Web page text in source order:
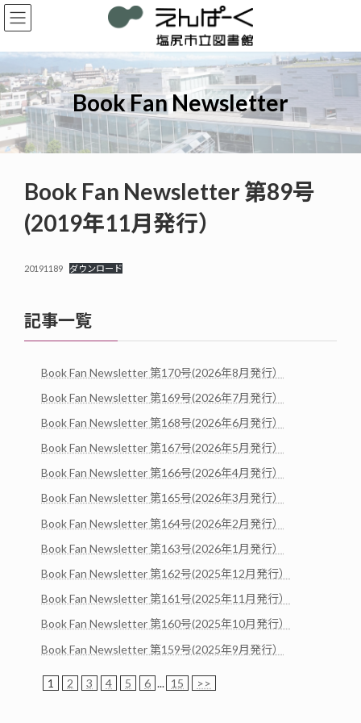
コ
ン
ン
ツ
へ
ス
キ
ッ
プ
ナ
ビ
ー
シ
ョ
ン
に
移
動
Book Fan Newsletter
Book Fan Newsletter 第89号
(2019年11月発行）
20191189 ダウンロード
記事一覧
Book Fan Newsletter 第170号(2026年8月発行）
Book Fan Newsletter 第169号(2026年7月発行）
Book Fan Newsletter 第168号(2026年6月発行）
Book Fan Newsletter 第167号(2026年5月発行）
Book Fan Newsletter 第166号(2026年4月発行）
Book Fan Newsletter 第165号(2026年3月発行）
Book Fan Newsletter 第164号(2026年2月発行）
Book Fan Newsletter 第163号(2026年1月発行）
Book Fan Newsletter 第162号(2025年12月発行）
Book Fan Newsletter 第161号(2025年11月発行）
Book Fan Newsletter 第160号(2025年10月発行）
Book Fan Newsletter 第159号(2025年9月発行）
1 2 3 4 5 6 ... 15 >>